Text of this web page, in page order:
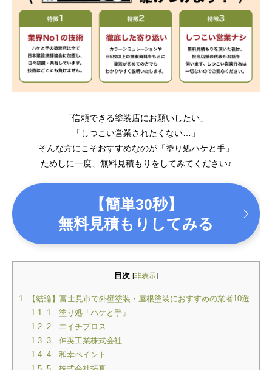
「信頼できる塗装店にお願いしたい」
「しつこい営業されたくない…」
そんな方にこそおすすめなのが「塗り処ハケと手」
ためしに一度、無料見積もりをしてみてください♪
【簡単30秒】
無料見積もりしてみる
目次 [非表示]
1. 【結論】富士見市で外壁塗装・屋根塗装におすすめの業者10選
1.1. 1｜塗り処「ハケと手」
1.2. 2｜エイチプロス
1.3. 3｜伸英工業株式会社
1.4. 4｜和幸ペイント